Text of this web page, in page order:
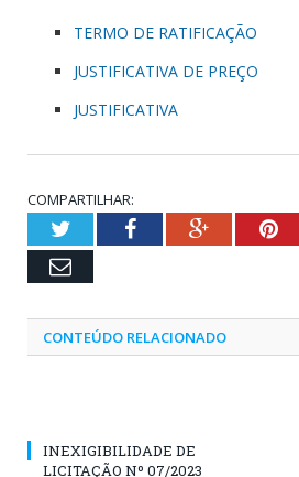
TERMO DE RATIFICAÇÃO
JUSTIFICATIVA DE PREÇO
JUSTIFICATIVA
COMPARTILHAR:
TwitterFacebookGoogle+
Email
CONTEÚDO RELACIONADO
INEXIGIBILIDADE DE
LICITAÇÃO Nº 07/2023